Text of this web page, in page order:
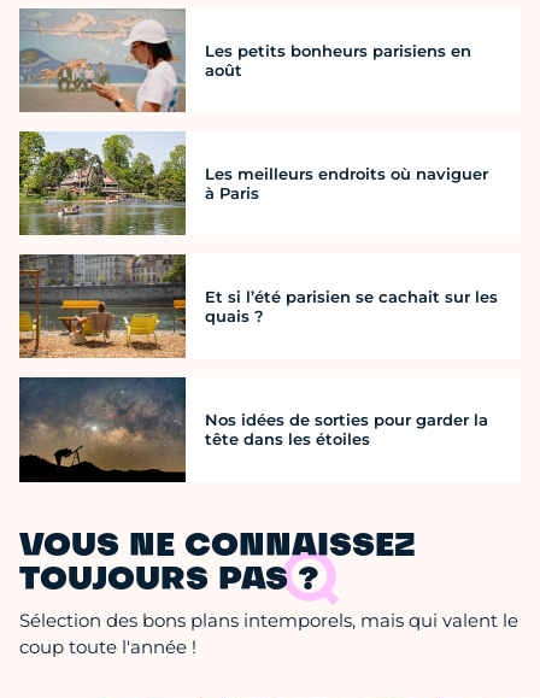
Les petits bonheurs parisiens en
août
Les meilleurs endroits où naviguer
à Paris
Et si l’été parisien se cachait sur les
quais ?
Nos idées de sorties pour garder la
tête dans les étoiles
VOUS NE CONNAISSEZ
TOUJOURS PAS ?
Sélection des bons plans intemporels, mais qui valent le
coup toute l'année !